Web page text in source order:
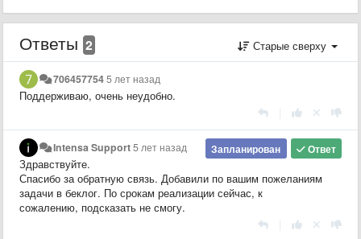
Ответы 2 Старые сверху
7064577545 лет назад
Поддерживаю, очень неудобно.
Ответ
Запланирован
Intensa Support5 лет назад
Здравствуйте.
Спасибо за обратную связь. Добавили по вашим пожеланиям
задачи в беклог. По срокам реализации сейчас, к
сожалению, подсказать не смогу.